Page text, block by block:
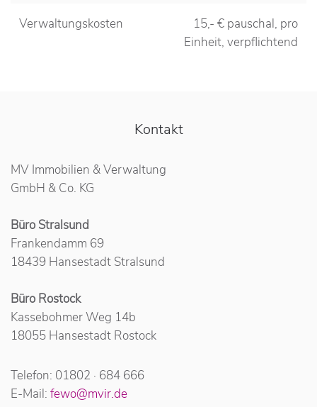
Verwaltungskosten
15,- € pauschal, pro
Einheit, verpflichtend
Kontakt
MV Immobilien & Verwaltung
GmbH & Co. KG
Büro Stralsund
Frankendamm 69
18439 Hansestadt Stralsund
Büro Rostock
Kassebohmer Weg 14b
18055 Hansestadt Rostock
Telefon: 01802 · 684 666
E-Mail: fewo@mvir.de